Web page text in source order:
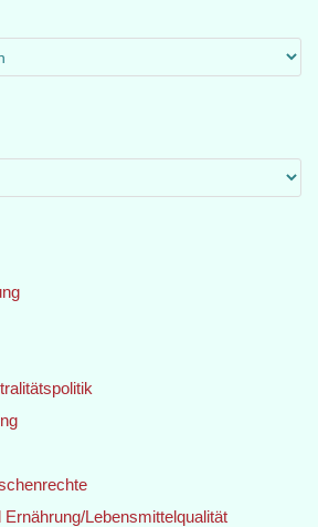
Lebensmittelqualität